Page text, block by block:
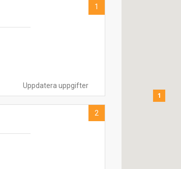
Uppdatera uppgifter
1
2
1